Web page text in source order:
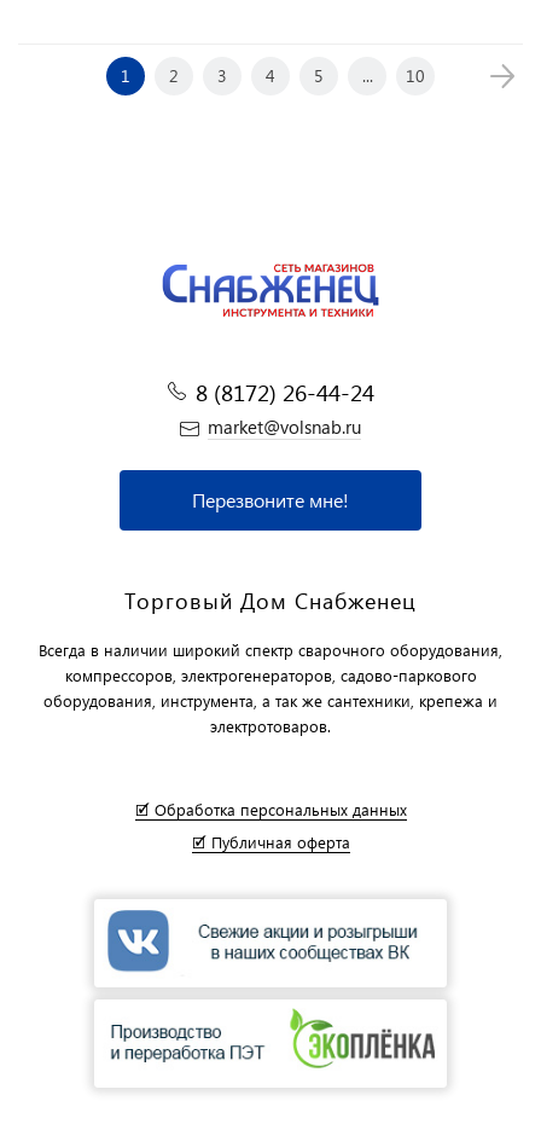
1 2 3 4 5 ... 10
8 (8172) 26-44-24
market@volsnab.ru
Перезвоните мне!
Торговый Дом Снабженец
Всегда в наличии широкий спектр сварочного оборудования,
компрессоров, электрогенераторов, садово-паркового
оборудования, инструмента, а так же сантехники, крепежа и
электротоваров.
🗹 Обработка персональных данных
🗹 Публичная оферта